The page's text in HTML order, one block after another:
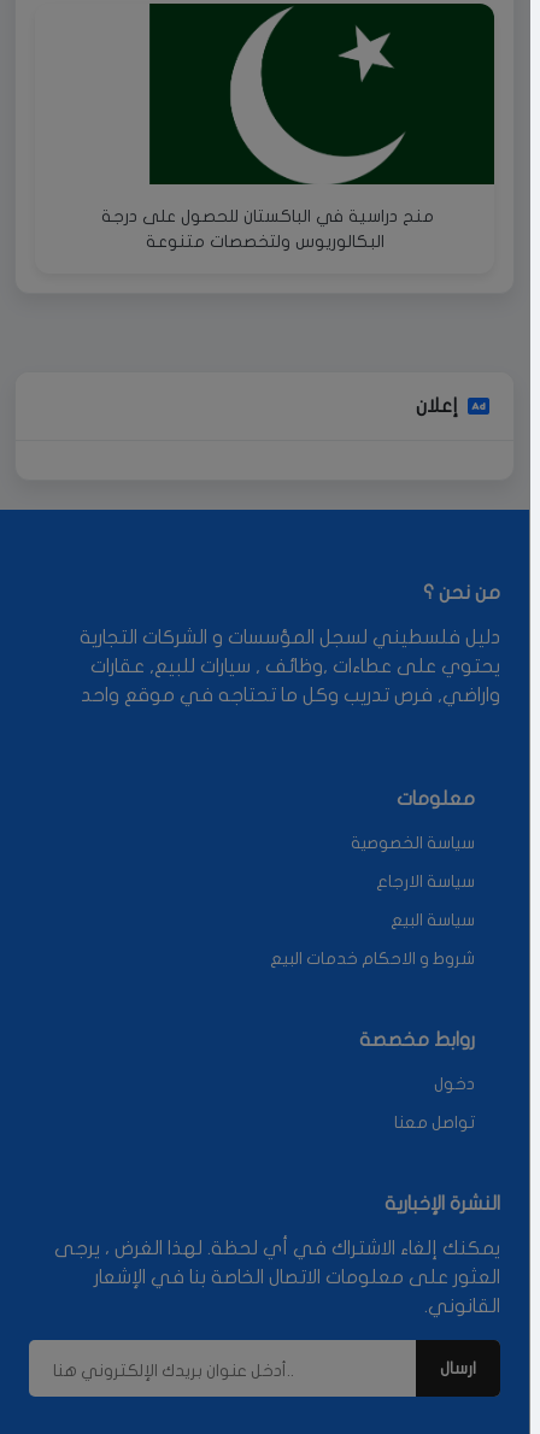
منح دراسية في الباكستان للحصول على درجة
البكالوريوس ولتخصصات متنوعة
إعلان
من نحن ؟
دليل فلسطيني لسجل المؤسسات و الشركات التجارية
يحتوي على عطاءات ,وظائف , سيارات للبيع, عقارات
واراضي, فرص تدريب وكل ما تحتاجه في موقع واحد
معلومات
سياسة الخصوصية
سياسة الارجاع
سياسة البيع
شروط و الاحكام خدمات البيع
روابط مخصصة
دخول
تواصل معنا
النشرة الإخبارية
يمكنك إلغاء الاشتراك في أي لحظة. لهذا الغرض ، يرجى
العثور على معلومات الاتصال الخاصة بنا في الإشعار
القانوني.